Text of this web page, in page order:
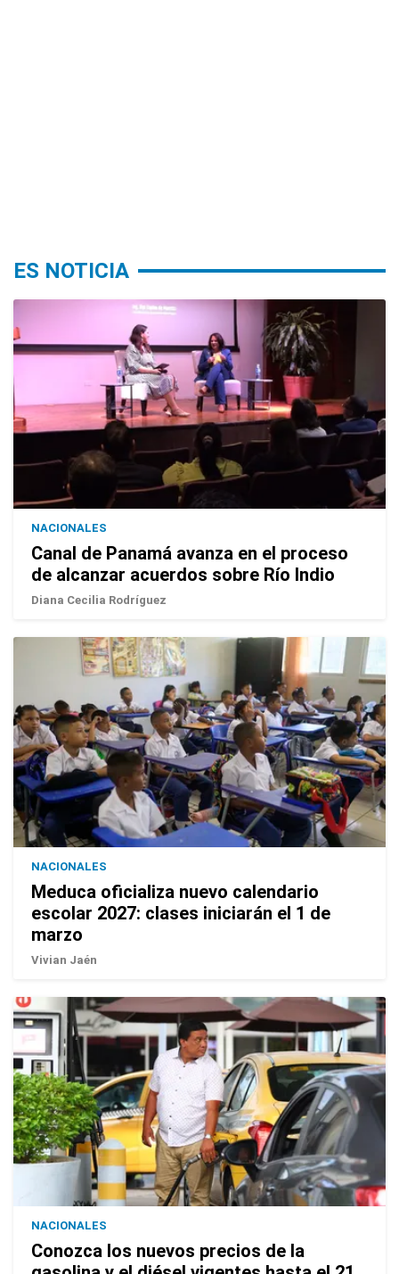
ES NOTICIA
NACIONALES
Canal de Panamá avanza en el proceso
de alcanzar acuerdos sobre Río Indio
Diana Cecilia Rodríguez
NACIONALES
Meduca oficializa nuevo calendario
escolar 2027: clases iniciarán el 1 de
marzo
Vivian Jaén
NACIONALES
Conozca los nuevos precios de la